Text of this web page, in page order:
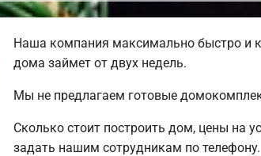
Наша компания максимально быстро и
дома займет от двух недель.
Мы не предлагаем готовые
Сколько стоит построить дом, цены на
задать нашим сотрудникам по телефону.